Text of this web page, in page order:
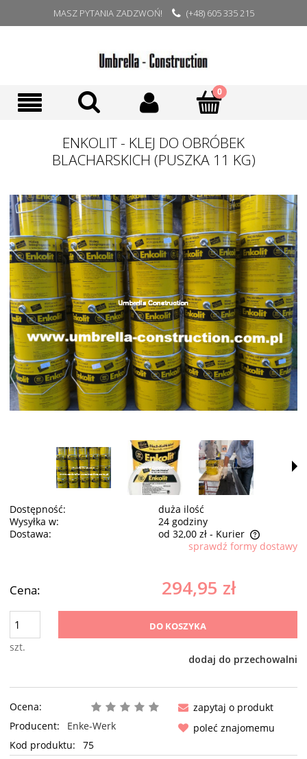
MASZ PYTANIA ZADZWOŃ! (+48) 605 335 215
ENKOLIT - KLEJ DO OBRÓBEK
BLACHARSKICH (PUSZKA 11 KG)
Dostępność:
duża ilość
Wysyłka w:
24 godziny
Dostawa:
od 32,00 zł - Kurier
Cena nie zawiera ewentualnych kosztów płatnościsprawdź formy dostawy
Cena: 294,95 zł
szt.
DO KOSZYKA
dodaj do przechowalni
Ocena:
Producent:
Enke-Werk
Kod produktu:
75
zapytaj o produkt
poleć znajomemu